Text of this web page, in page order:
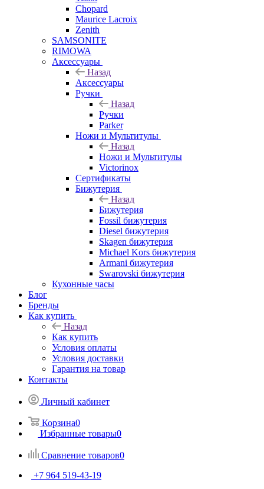
Chopard
Maurice Lacroix
Zenith
SAMSONITE
RIMOWA
Аксессуары
Назад
Аксессуары
Ручки
Назад
Ручки
Parker
Ножи и Мультитулы
Назад
Ножи и Мультитулы
Victorinox
Сертификаты
Бижутерия
Назад
Бижутерия
Fossil бижутерия
Diesel бижутерия
Skagen бижутерия
Michael Kors бижутерия
Armani бижутерия
Swarovski бижутерия
Кухонные часы
Блог
Бренды
Как купить
Назад
Как купить
Условия оплаты
Условия доставки
Гарантия на товар
Контакты
Личный кабинет
Корзина0
Избранные товары0
Сравнение товаров0
+7 964 519-43-19